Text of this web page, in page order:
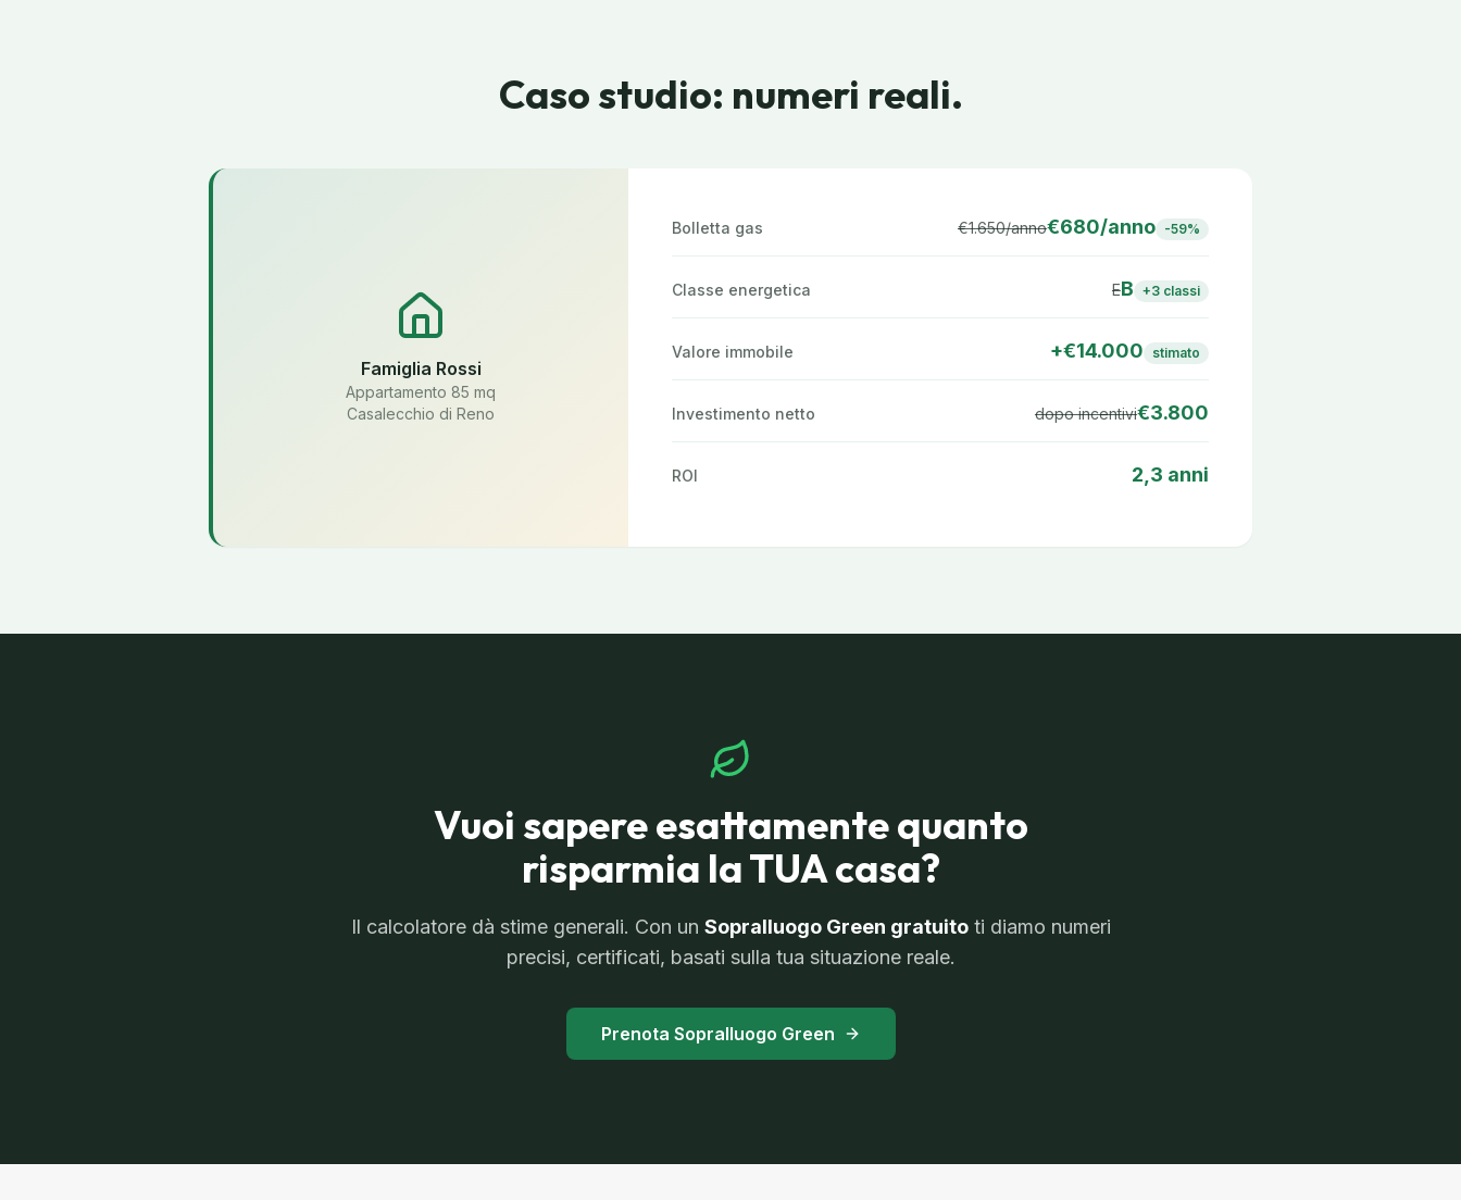
Caso studio: numeri reali.
Famiglia Rossi
Appartamento 85 mq
Casalecchio di Reno
Bolletta gas €1.650/anno€680/anno -59%
Classe energetica EB +3 classi
Valore immobile +€14.000 stimato
Investimento netto dopo incentivi€3.800
ROI 2,3 anni
Vuoi sapere esattamente quanto
risparmia la TUA casa?
Il calcolatore dà stime generali. Con un Sopralluogo Green gratuitoti diamo numeri
precisi, certificati, basati sulla tua situazione reale.
Prenota Sopralluogo Green